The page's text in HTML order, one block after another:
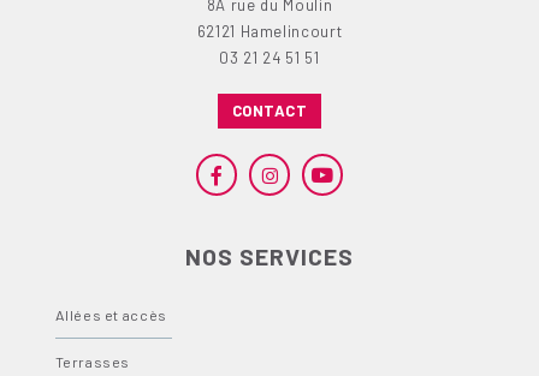
8A rue du Moulin
62121 Hamelincourt
03 21 24 51 51
CONTACT
NOS SERVICES
Allées et accès
Terrasses